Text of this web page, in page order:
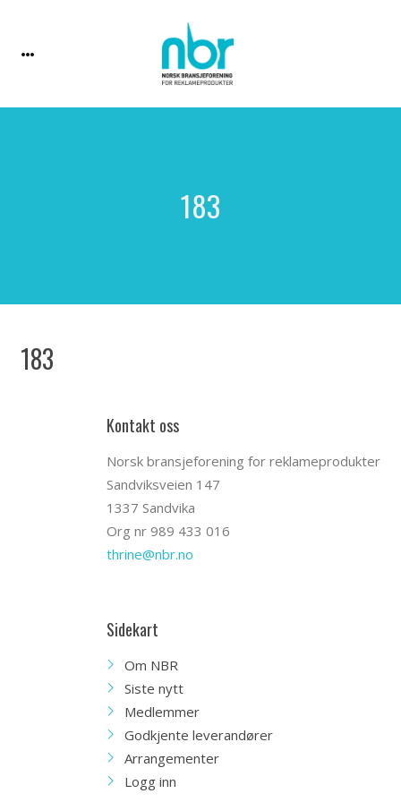
183
183
Kontakt oss
Norsk bransjeforening for reklameprodukter
Sandviksveien 147
1337 Sandvika
Org nr 989 433 016
thrine@nbr.no
Sidekart
Om NBR
Siste nytt
Medlemmer
Godkjente leverandører
Arrangementer
Logg inn